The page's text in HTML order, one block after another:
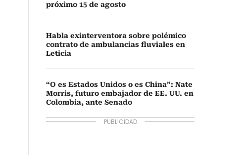
próximo 15 de agosto
Habla exinterventora sobre polémico
contrato de ambulancias fluviales en
Leticia
“O es Estados Unidos o es China”: Nate
Morris, futuro embajador de EE. UU. en
Colombia, ante Senado